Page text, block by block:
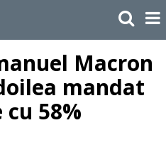
Macron
mandat
58%